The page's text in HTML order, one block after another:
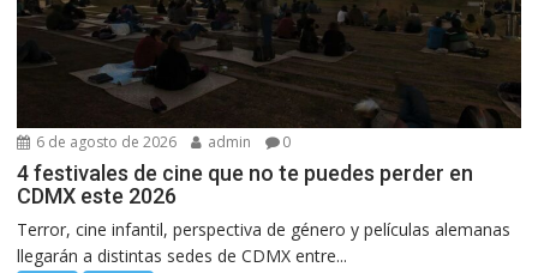
6 de agosto de 2026 admin 0
4 festivales de cine que no te puedes perder en
CDMX este 2026
Terror, cine infantil, perspectiva de género y películas alemanas
llegarán a distintas sedes de CDMX entre...